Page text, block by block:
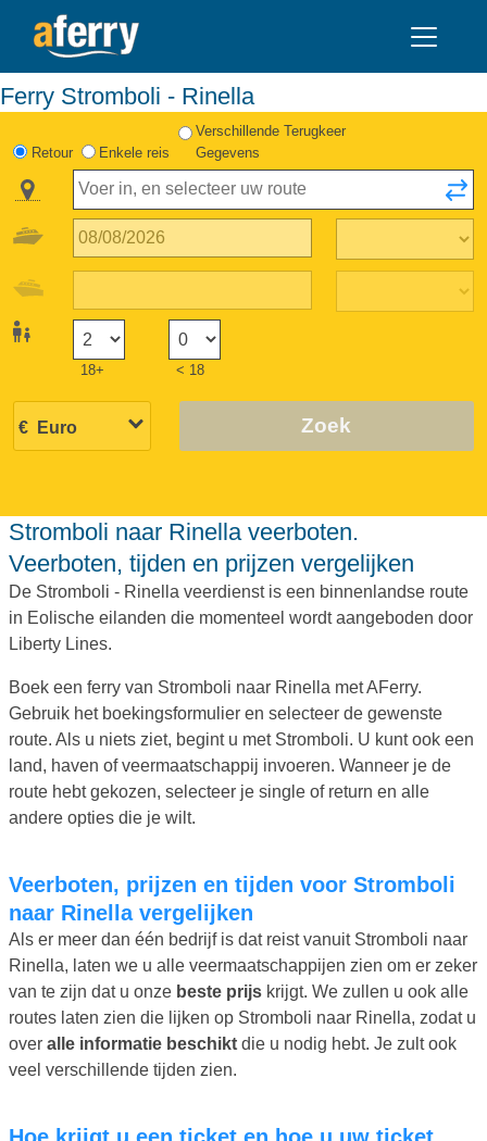
Ferry Stromboli - Rinella
Retour Enkele reis
Verschillende Terugkeer
Gegevens
18+ < 18
Zoek
Stromboli naar Rinella veerboten.
Veerboten, tijden en prijzen vergelijken
De Stromboli - Rinella veerdienst is een binnenlandse route
in Eolische eilanden die momenteel wordt aangeboden door
Liberty Lines.
Boek een ferry van Stromboli naar Rinella met AFerry.
Gebruik het boekingsformulier en selecteer de gewenste
route. Als u niets ziet, begint u met Stromboli. U kunt ook een
land, haven of veermaatschappij invoeren. Wanneer je de
route hebt gekozen, selecteer je single of return en alle
andere opties die je wilt.
Veerboten, prijzen en tijden voor Stromboli
naar Rinella vergelijken
Als er meer dan één bedrijf is dat reist vanuit Stromboli naar
Rinella, laten we u alle veermaatschappijen zien om er zeker
van te zijn dat u onze beste prijs krijgt. We zullen u ook alle
routes laten zien die lijken op Stromboli naar Rinella, zodat u
over alle informatie beschikt die u nodig hebt. Je zult ook
veel verschillende tijden zien.